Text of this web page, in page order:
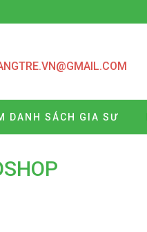
DANH SÁCH GIA SƯ